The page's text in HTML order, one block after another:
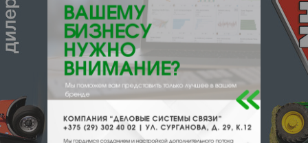
Защита сухого хода
Контроль уровня воды
Система Total Stop
Тепловая защита
двигателя
защиты